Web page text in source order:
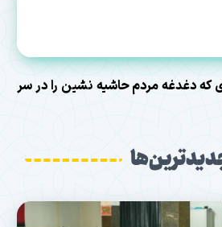
که دغدغه مردم حاشیه نشین را در سر